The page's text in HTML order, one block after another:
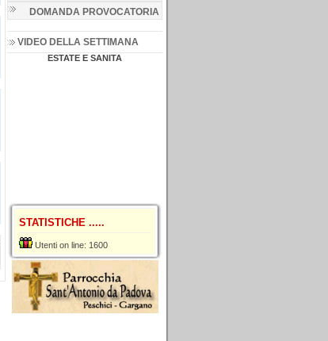
DOMANDA PROVOCATORIA
VIDEO DELLA SETTIMANA
ESTATE E SANITA
STATISTICHE .....
Utenti on line: 1600